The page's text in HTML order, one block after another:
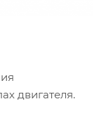
двигателя.